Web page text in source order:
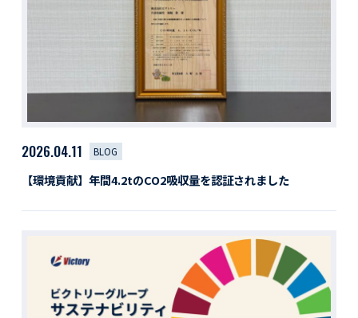
サイト内検索
2026.04.11 BLOG
【環境貢献】年間4.2tのCO2吸収量を認証されました